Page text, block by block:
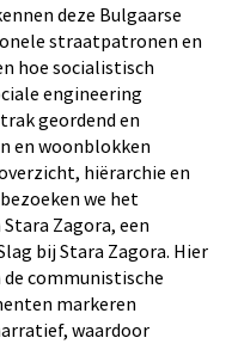
deze Bulgaarse
straatpatronen en
hoe socialistisch
engineering
geordend en
en woonblokken
hiërarchie en
we het
Zagora, een
bij Stara Zagora. Hier
communistische
markeren
waardoor